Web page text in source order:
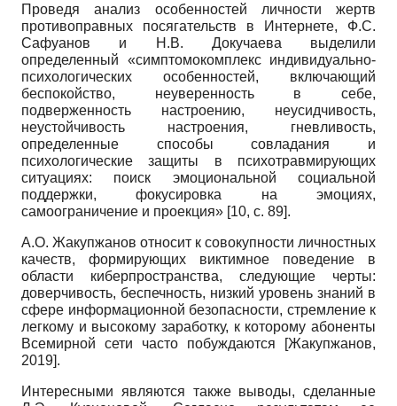
Проведя анализ особенностей личности жертв
противоправных посягательств в Интернете, Ф.С.
Сафуанов и Н.В. Докучаева выделили
определенный «симптомокомплекс индивидуально-
психологических особенностей, включающий
беспокойство, неуверенность в себе,
подверженность настроению, неусидчивость,
неустойчивость настроения, гневливость,
определенные способы совладания и
психологические защиты в психотравмирующих
ситуациях: поиск эмоциональной социальной
поддержки, фокусировка на эмоциях,
самоограничение и проекция» [10, с. 89].
А.О. Жакупжанов относит к совокупности личностных
качеств, формирующих виктимное поведение в
области киберпространства, следующие черты:
доверчивость, беспечность, низкий уровень знаний в
сфере информационной безопасности, стремление к
легкому и высокому заработку, к которому абоненты
Всемирной сети часто побуждаются
[Жакупжанов,
2019].
Интересными являются также выводы, сделанные